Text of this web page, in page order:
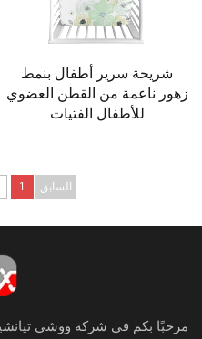
شريحة سرير أطفال بنمط
زهور ناعمة من القطن العضوي
للأطفال الفتيات
السابق 1
مرحبًا بكم في شركة ووشي